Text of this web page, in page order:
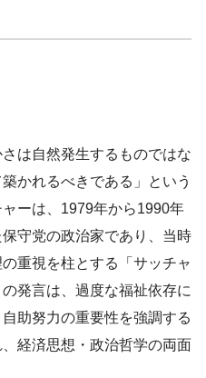
は自然発生するものではな
かれるべきである」という
ーは、1979年から1990年
守党の政治家であり、当時
重視を柱とする「サッチャ
発言は、過度な福祉依存に
助努力の重要性を強調する
経済思想・政治哲学の両面